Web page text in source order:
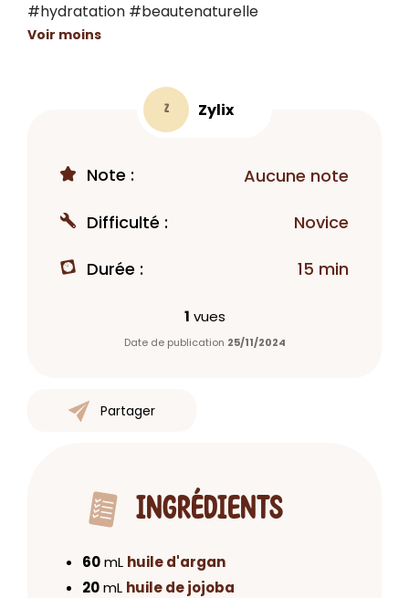
#hydratation #beautenaturelle
Voir moins
Z Zylix
Note : Aucune note
Difficulté : Novice
Durée : 15 min
1 vues
Date de publication 25/11/2024
Partager
INGRÉDIENTS
60mL huile d'argan
20mL huile de jojoba